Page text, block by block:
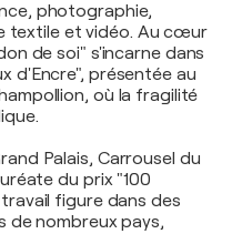
photographie,
textile et vidéo. Au cœur
de soi" s'incarne dans
d'Encre", présentée au
où la fragilité
Palais, Carrousel du
du prix "100
figure dans des
de nombreux pays,